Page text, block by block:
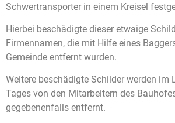
Schwertransporter in einem Kreisel
Hierbei beschädigte dieser etwaige
Firmennamen, die mit Hilfe eines
Gemeinde entfernt wurden.
Weitere beschädigte Schilder werden im
Tages von den Mitarbeitern des
gegebenenfalls entfernt.